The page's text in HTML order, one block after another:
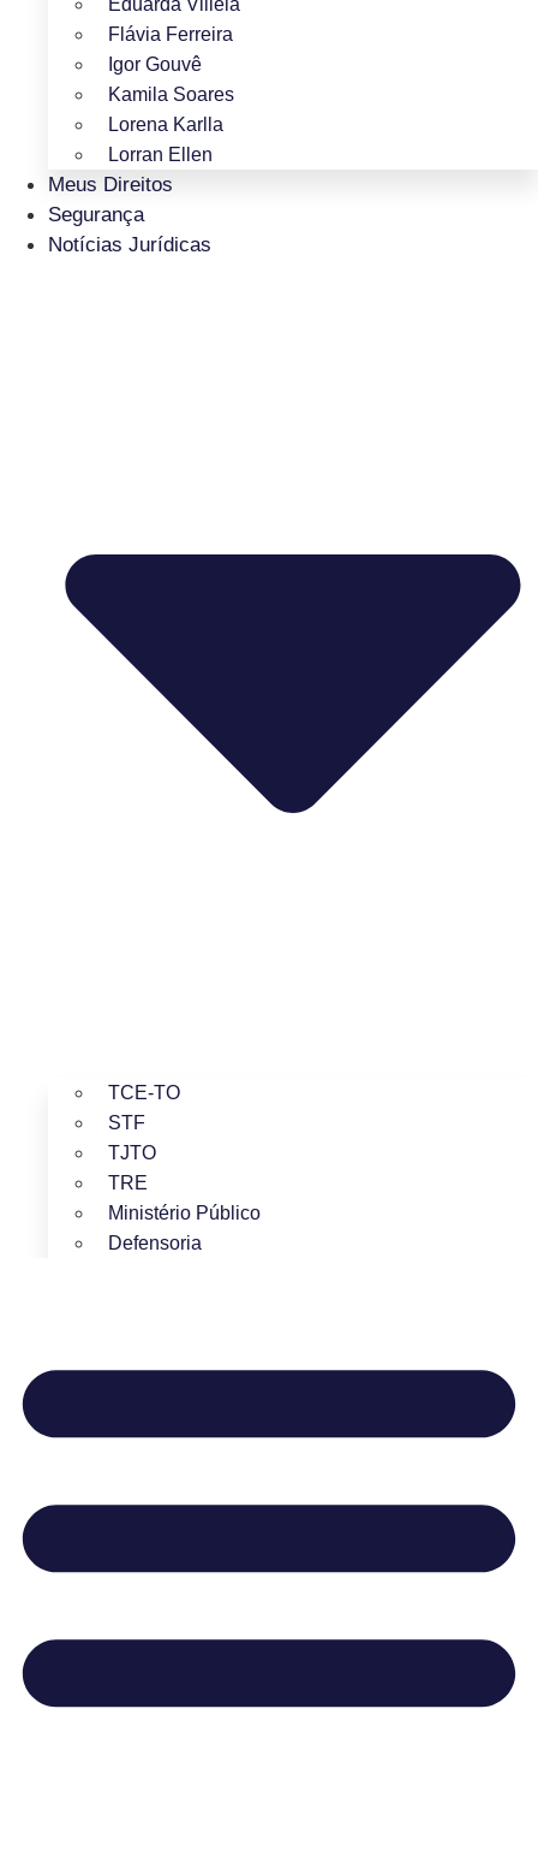
Eduarda Villela
Flávia Ferreira
Igor Gouvê
Kamila Soares
Lorena Karlla
Lorran Ellen
Meus Direitos
Segurança
Notícias Jurídicas
TCE-TO
STF
TJTO
TRE
Ministério Público
Defensoria